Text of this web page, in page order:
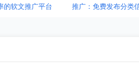
的软文推广平台 推广：免费发布分类